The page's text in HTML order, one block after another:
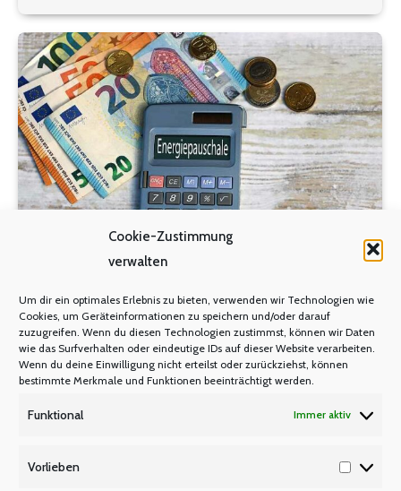
Cookie-Zustimmung
verwalten
Um dir ein optimales Erlebnis zu bieten, verwenden wir Technologien wie
Cookies, um Geräteinformationen zu speichern und/oder darauf
zuzugreifen. Wenn du diesen Technologien zustimmst, können wir Daten
wie das Surfverhalten oder eindeutige IDs auf dieser Website verarbeiten.
Wenn du deine Einwilligung nicht erteilst oder zurückziehst, können
bestimmte Merkmale und Funktionen beeinträchtigt werden.
Funktional Immer aktiv
Vorlieben
am Hauptbahnhof. Von hier aus ging es…
Energiepauschale auch für
Versorgungsempfänger und -
empfängerinnen in NRW
300,- EUR Energiepauschale Pensionäre und